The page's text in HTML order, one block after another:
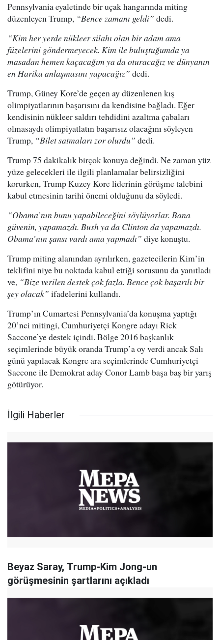
Pennsylvania eyaletinde bir uçak hangarında miting
düzenleyen Trump, “Bence zamanı geldi” dedi.
“Kim her yerde nükleer silahı olan bir adam ama
füzelerini göndermeyecek. Kim ile buluştuğumda ya
masadan hemen kaçacağım ya da oturacağız ve dünyanın
en Harika anlaşmasını yapacağız” dedi.
Trump, Güney Kore’de geçen ay düzenlenen kış
olimpiyatlarının başarısını da kendisine bağladı. Eğer
kendisinin nükleer saldırı tehdidini azaltma çabaları
olmasaydı olimpiyatlatın başarısız olacağını söyleyen
Trump, “Bilet satmaları zor olurdu” dedi.
Trump 75 dakikalık birçok konuya değindi. Ne zaman yüz
yüze gelecekleri ile ilgili planlamalar belirsizliğini
korurken, Trump Kuzey Kore liderinin görüşme talebini
kabul etmesinin tarihi önemi olduğunu da söyledi.
“Obama’nın bunu yapabileceğini söylüyorlar. Bana
güvenin, yapamazdı. Bush ya da Clinton da yapamazdı.
Obama’nın şansı vardı ama yapmadı” diye konuştu.
Trump miting alanından ayrılırken, gazetecilerin Kim’in
teklifini niye bu noktada kabul ettiği sorusunu da yanıtladı
ve, “Bize verilen destek çok fazla. Bence çok başarılı bir
şey olacak” ifadelerini kullandı.
Trump’ın Cumartesi Pennsylvania’da konuşma yaptığı
20’nci mitingi, Cumhuriyetçi Kongre adayı Rick
Saccone’ye destek içindi. Bölge 2016 başkanlık
seçimlerinde büyük oranda Trump’a oy verdi ancak Salı
günü yapılacak Kongre ara seçimlerinde Cumhuriyetçi
Saccone ile Demokrat aday Conor Lamb başa baş bir yarış
götürüyor.
İlgili Haberler
Beyaz Saray, Trump-Kim Jong-un
görüşmesinin şartlarını açıkladı